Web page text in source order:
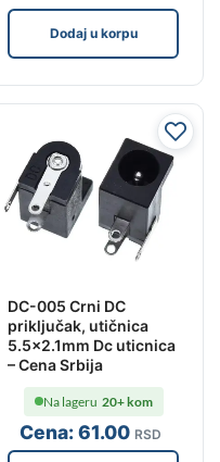
Dodaj u korpu
DC-005 Crni DC
priključak, utičnica
5.5×2.1mm Dc uticnica
– Cena Srbija
Cena:61.00 RSD
Na lageru 20+ kom